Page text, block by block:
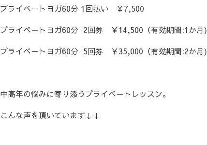
プライベートヨガ60分 1回払い ￥7,500
プライベートヨガ60分 2回券 ￥14,500（有効期間:1か月)
プライベートヨガ60分 5回券 ￥35,000（有効期間:2か月)
中高年の悩みに寄り添うプライベートレッスン。
こんな声を頂いています↓↓